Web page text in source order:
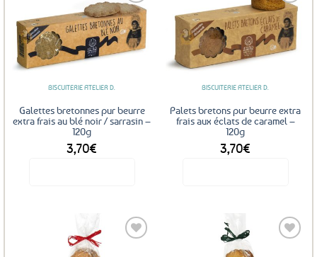
Ajouter
aux
favoris
BISCUITERIE ATELIER D.
Galettes bretonnes pur beurre
extra frais au blé noir / sarrasin –
120g
3,70€
Ajouter
aux
favoris
BISCUITERIE ATELIER D.
Palets bretons pur beurre extra
frais aux éclats de caramel –
120g
3,70€